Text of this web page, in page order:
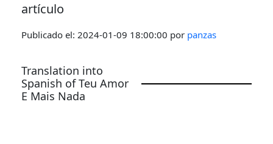
artículo
Publicado el: 2024-01-09 18:00:00 por panzas
Translation into
Spanish of Teu Amor
E Mais Nada